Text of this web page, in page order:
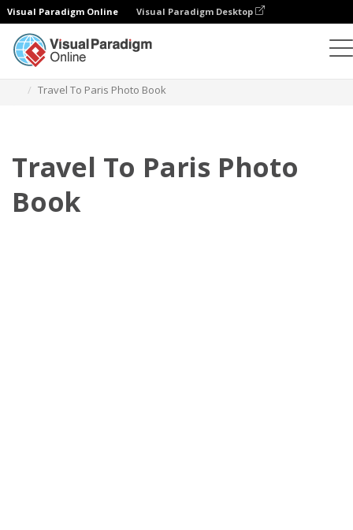
Visual Paradigm Online Visual Paradigm Desktop
Travel To Paris Photo Book
Travel To Paris Photo
Book